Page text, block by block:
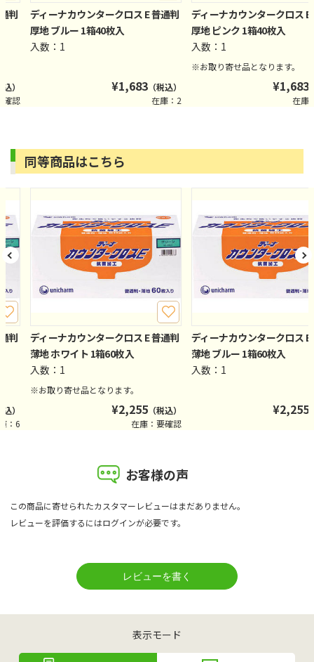
判
）
確認
ディーナカウンタークロス E 普通判
厚地 ブルー 1箱40枚入
入数：1
¥1,683 （税込）
在庫：2
ディーナカウンタークロス E
厚地 ピンク 1箱40枚入
入数：1
※お取り寄せ品となります。
¥1,683
在庫
同等商品はこちら
判
）
：6
ディーナカウンタークロス E 普通判
薄地 ホワイト 1箱60枚入
入数：1
※お取り寄せ品となります。
¥2,255 （税込）
在庫：要確認
ディーナカウンタークロス E
薄地 ブルー 1箱60枚入
入数：1
¥2,255
お客様の声
この商品に寄せられたカスタマーレビューはまだありません。
レビューを評価するにはログインが必要です。
表示モード